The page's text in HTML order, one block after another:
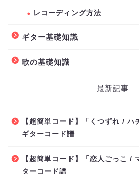
レコーディング方法
ギター基礎知識
歌の基礎知識
最新記事
【超簡単コード】「くつずれ / ハ
ギターコード譜
【超簡単コード】「恋人ごっこ /
ターコード譜